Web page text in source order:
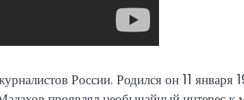
России. Родился он 11 января